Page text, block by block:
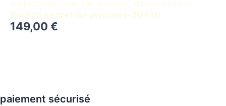
Bouton secret de pivoines-20×30
149,00 €
paiement sécurisé